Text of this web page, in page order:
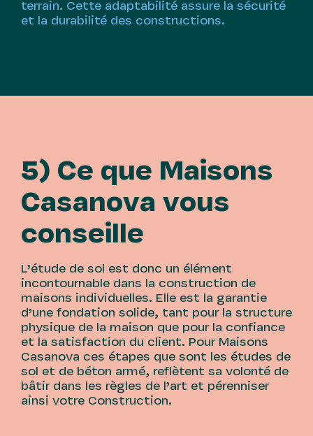
terrain. Cette adaptabilité assure la sécurité
et la durabilité des constructions.
5) Ce que Maisons
Casanova vous
conseille
L’étude de sol est donc un élément
incontournable dans la construction de
maisons individuelles. Elle est la garantie
d’une fondation solide, tant pour la structure
physique de la maison que pour la confiance
et la satisfaction du client. Pour Maisons
Casanova ces étapes que sont les études de
sol et de béton armé, reflètent sa volonté de
bâtir dans les règles de l’art et pérenniser
ainsi votre Construction.